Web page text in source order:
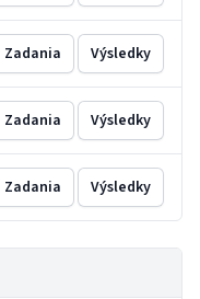
Zadania Výsledky
Zadania Výsledky
Zadania Výsledky